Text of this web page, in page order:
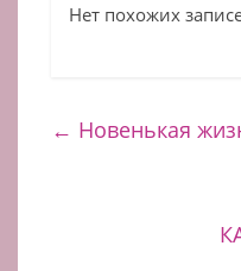
Нет похожих
← Новенькая